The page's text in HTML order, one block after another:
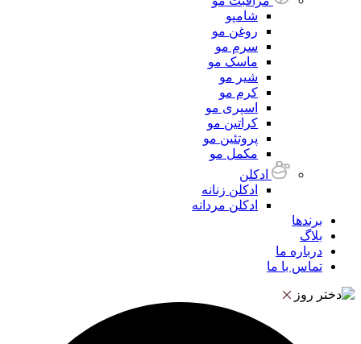
شامپو
روغن مو
سرم مو
ماسک مو
شیر مو
کرم مو
اسپری مو
کراتین مو
پروتئین مو
مکمل مو
ادکلن
ادکلن زنانه
ادکلن مردانه
برندها
بلاگ
درباره ما
تماس با ما